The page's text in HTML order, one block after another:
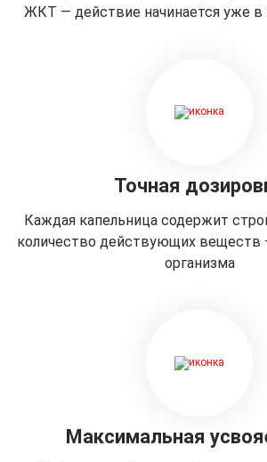
ЖКТ — действие начинается уже
Точная
Каждая капельница содержит
количество действующих веществ
организма
Максимальная